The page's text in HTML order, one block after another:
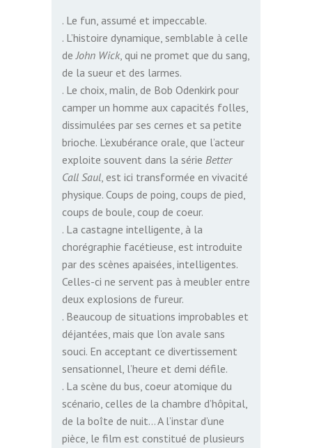
. Le fun, assumé et impeccable.
. L’histoire dynamique, semblable à celle
de John Wick, qui ne promet que du sang,
de la sueur et des larmes.
. Le choix, malin, de Bob Odenkirk pour
camper un homme aux capacités folles,
dissimulées par ses cernes et sa petite
brioche. L’exubérance orale, que l’acteur
exploite souvent dans la série Better
Call Saul , est ici transformée en vivacité
physique. Coups de poing, coups de pied,
coups de boule, coup de coeur.
. La castagne intelligente, à la
chorégraphie facétieuse, est introduite
par des scènes apaisées, intelligentes.
Celles-ci ne servent pas à meubler entre
deux explosions de fureur.
. Beaucoup de situations improbables et
déjantées, mais que l’on avale sans
souci. En acceptant ce divertissement
sensationnel, l’heure et demi défile.
. La scène du bus, coeur atomique du
scénario, celles de la chambre d’hôpital,
de la boîte de nuit… A l’instar d’une
pièce, le film est constitué de plusieurs